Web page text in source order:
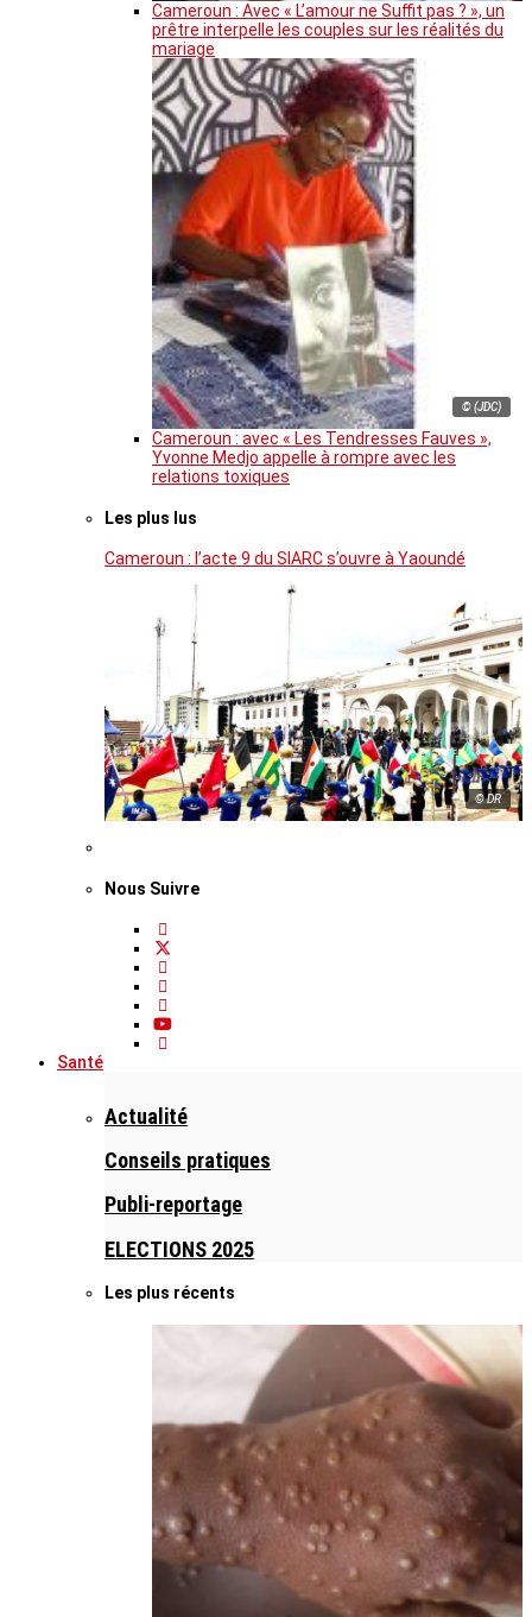
Cameroun : Avec « L’amour ne Suffit pas ? », un
prêtre interpelle les couples sur les réalités du
mariage
© (JDC)
Cameroun : avec « Les Tendresses Fauves »,
Yvonne Medjo appelle à rompre avec les
relations toxiques
Les plus lus
Cameroun : l’acte 9 du SIARC s’ouvre à Yaoundé
© DR
Nous Suivre
Santé
Actualité
Conseils pratiques
Publi-reportage
ELECTIONS 2025
Les plus récents